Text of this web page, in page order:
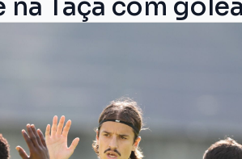
Taça com